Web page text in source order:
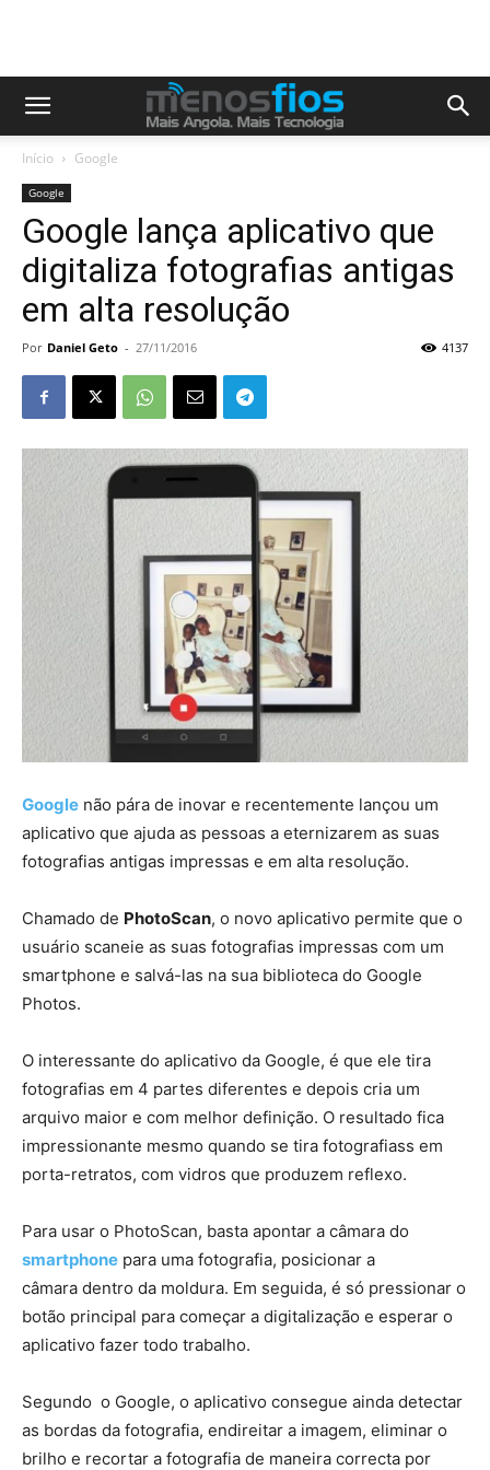
Início Google
Google
Google lança aplicativo que
digitaliza fotografias antigas
em alta resolução
Por Daniel Geto - 27/11/2016 4137
Google não pára de inovar e recentemente lançou um
aplicativo que ajuda as pessoas a eternizarem as suas
fotografias antigas impressas e em alta resolução.
Chamado de PhotoScan, o novo aplicativo permite que o
usuário scaneie as suas fotografias impressas com um
smartphone e salvá-las na sua biblioteca do Google
Photos.
O interessante do aplicativo da Google, é que ele tira
fotografias em 4 partes diferentes e depois cria um
arquivo maior e com melhor definição. O resultado fica
impressionante mesmo quando se tira fotografiass em
porta-retratos, com vidros que produzem reflexo.
Para usar o PhotoScan, basta apontar a câmara do
smartphone para uma fotografia, posicionar a
câmara dentro da moldura. Em seguida, é só pressionar o
botão principal para começar a digitalização e esperar o
aplicativo fazer todo trabalho.
Segundo o Google, o aplicativo consegue ainda detectar
as bordas da fotografia, endireitar a imagem, eliminar o
brilho e recortar a fotografia de maneira correcta por